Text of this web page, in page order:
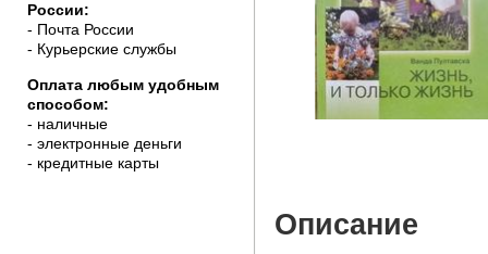
Описание
России:
- Почта России
- Курьерские службы
Оплата любым удобным
способом:
- наличные
- электронные деньги
- кредитные карты